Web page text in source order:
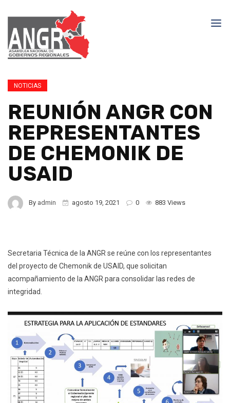
NOTICIAS
REUNIÓN ANGR CON
REPRESENTANTES
DE CHEMONIK DE
USAID
By admin agosto 19, 2021 0 883 Views
Secretaria Técnica de la ANGR se reúne con los representantes
del proyecto de Chemonik de USAID, que solicitan
acompañamiento de la ANGR para consolidar las redes de
integridad.